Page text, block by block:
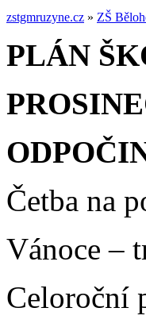
zstgmruzyne.cz » ZŠ
PLÁN
Četba na
Vánoce –
Celoroční